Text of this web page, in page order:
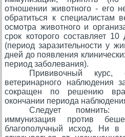
отношении животного - его
обратиться к специалистам
осмотра животного и
срок которого составляет
(период заразительности у
дней до появления
период заболевания).
Прививочный курс,
ветеринарного наблюдения
сокращен по решению
окончании периода
Следует
иммунизация против
благополучный исход. Ни в